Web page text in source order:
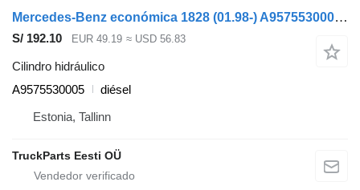
Mercedes-Benz económica 1828 (01.98-) A9575530005 cilindro hidráulico para Mercedes-Benz Econic (1998-2014) camión de basura
S/ 192.10 EUR 49.19 ≈ USD 56.83
Cilindro hidráulico
A9575530005
diésel
Estonia, Tallinn
TruckParts Eesti OÜ